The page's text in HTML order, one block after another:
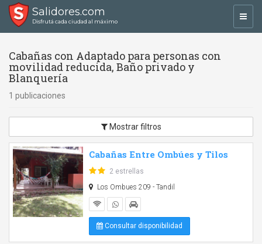
Salidores.com
Disfrutá cada ciudad al máximo
Cabañas con Adaptado para personas con
movilidad reducida, Baño privado y
Blanquería
1 publicaciones
Mostrar filtros
Cabañas Entre Ombúes y Tilos
2 estrellas
Los Ombues 209 - Tandil
Consultar disponibilidad